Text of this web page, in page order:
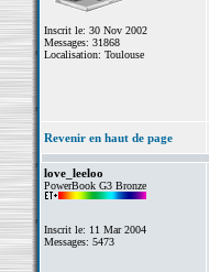
Inscrit le: 30 Nov 2002
Messages: 31868
Localisation: Toulouse
Revenir en haut de page
love_leeloo
PowerBook G3 Bronze
Inscrit le: 11 Mar 2004
Messages: 5473